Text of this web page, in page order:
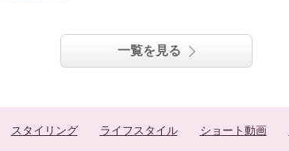
一覧を見る
スタイリング ライフスタイル ショート動画